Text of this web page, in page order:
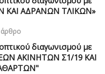
ΚΑΙ ΑΔΡΑΝΩΝ ΤΛΙΚΩΝ»
διαγωνισμού με
ΑΚΙΝΗΤΩΝ Σ1/19 ΚΑΙ